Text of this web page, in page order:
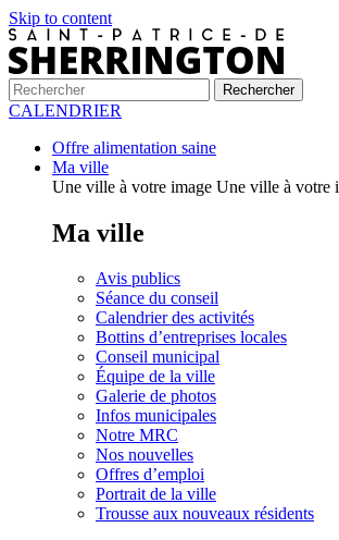
Skip to content
CALENDRIER
Offre alimentation saine
Ma ville
Une ville à votre image Une ville à votre
Ma ville
Avis publics
Séance du conseil
Calendrier des activités
Bottins d’entreprises locales
Conseil municipal
Équipe de la ville
Galerie de photos
Infos municipales
Notre MRC
Nos nouvelles
Offres d’emploi
Portrait de la ville
Trousse aux nouveaux résidents